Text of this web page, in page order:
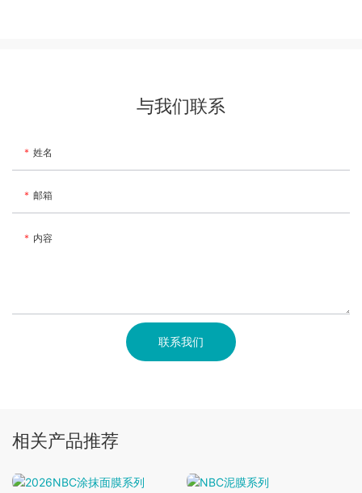
与我们联系
姓名
邮箱
内容
联系我们
相关产品推荐